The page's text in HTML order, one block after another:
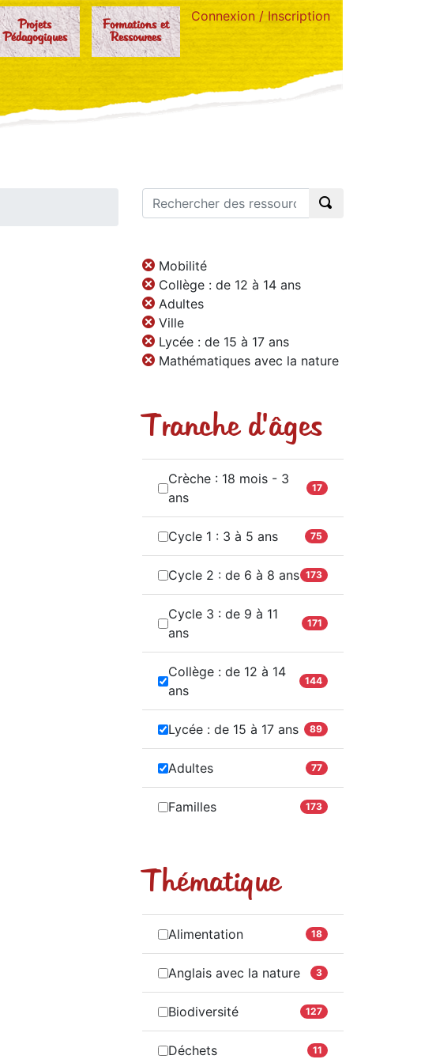
Projets
Pédagogiques
Formations et
Ressources
Connexion / Inscription
Mobilité
Collège : de 12 à 14 ans
Adultes
Ville
Lycée : de 15 à 17 ans
Mathématiques avec la nature
Tranche d'âges
Crèche : 18 mois - 3
ans
17
Cycle 1 : 3 à 5 ans 75
Cycle 2 : de 6 à 8 ans 173
Cycle 3 : de 9 à 11
ans
171
Collège : de 12 à 14
ans
144
Lycée : de 15 à 17 ans 89
Adultes 77
Familles 173
Thématique
Alimentation 18
Anglais avec la nature 3
Biodiversité 127
Déchets 11